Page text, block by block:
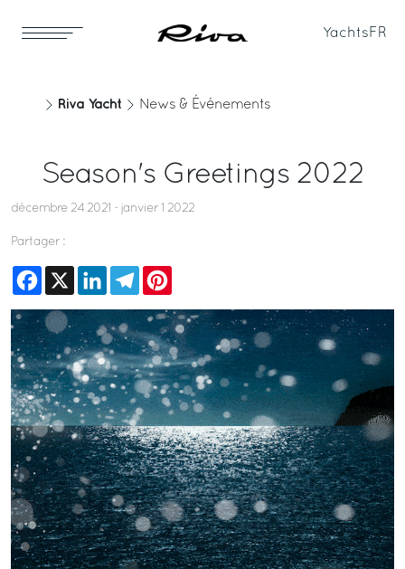
Yachts FR
Riva Yacht News & Événements
Season's Greetings 2022
décembre 24 2021 - janvier 1 2022
Partager :
Facebook
X LinkedInTelegram